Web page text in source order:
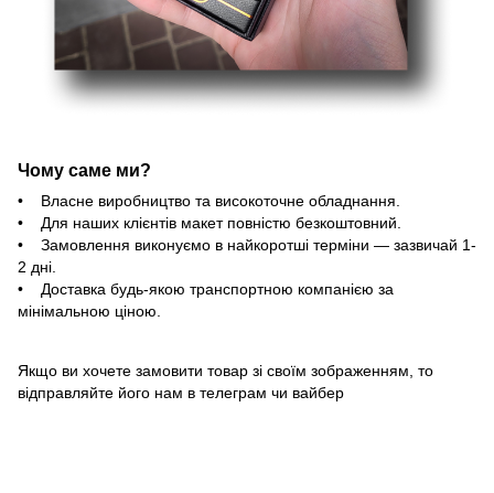
Чому саме ми?
• Власне виробництво та високоточне обладнання.
• Для наших клієнтів макет повністю безкоштовний.
• Замовлення виконуємо в найкоротші терміни — зазвичай 1-
2 дні.
• Доставка будь-якою транспортною компанією за
мінімальною ціною.
Якщо ви хочете замовити товар зі своїм зображенням, то
відправляйте його нам в телеграм чи вайбер